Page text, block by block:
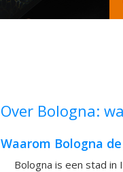
Over Bologna:
Waarom Bologna
Bologna is een stad